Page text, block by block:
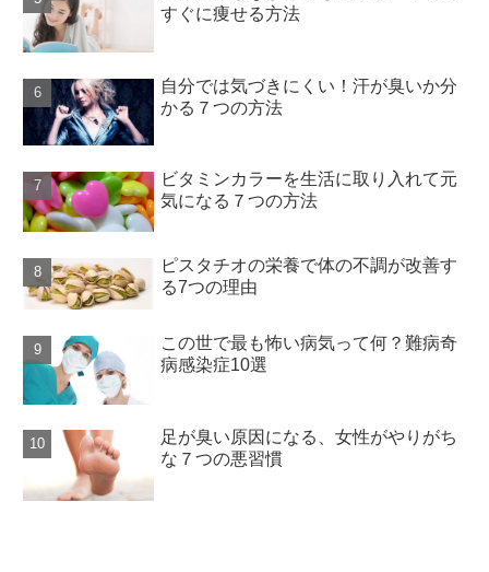
すぐに痩せる方法
自分では気づきにくい！汗が臭いか分
かる７つの方法
ビタミンカラーを生活に取り入れて元
気になる７つの方法
ピスタチオの栄養で体の不調が改善す
る7つの理由
この世で最も怖い病気って何？難病奇
病感染症10選
足が臭い原因になる、女性がやりがち
な７つの悪習慣